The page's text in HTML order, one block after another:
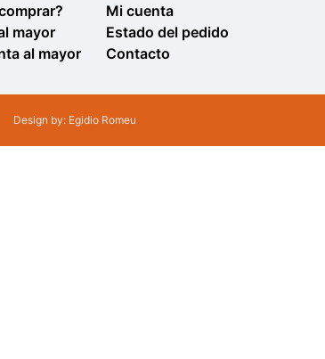
mayor
al mayor
Mi cuenta
Estado del pedido
Contacto
Design by: Egidio Romeu